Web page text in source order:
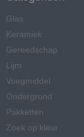
Glas
Keramiek
Gereedschap
Lijm
Voegmiddel
Ondergrond
Pakketten
Zoek op kleur